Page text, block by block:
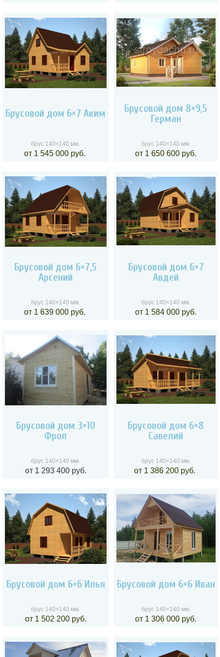
Брусовой дом 6×7 Аким
Брусовой дом 8×9,5
Герман
брус 140×140 мм.
от 1 545 000 руб.
брус 140×140 мм.
от 1 650 600 руб.
Брусовой дом 6×7,5
Арсений
Брусовой дом 6×7
Авдей
брус 140×140 мм.
от 1 639 000 руб.
брус 140×140 мм.
от 1 584 000 руб.
Брусовой дом 3×10
Фрол
Брусовой дом 6×8
Савелий
брус 140×140 мм.
от 1 293 400 руб.
брус 140×140 мм.
от 1 386 200 руб.
Брусовой дом 6×6 Илья Брусовой дом 6×6 Иван
брус 140×140 мм.
от 1 502 200 руб.
брус 140×140 мм.
от 1 306 000 руб.